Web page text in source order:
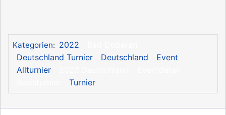
Kategorien: 2022
Deutschland Turnier
Deutschland
Event
Allturnier
Turnier